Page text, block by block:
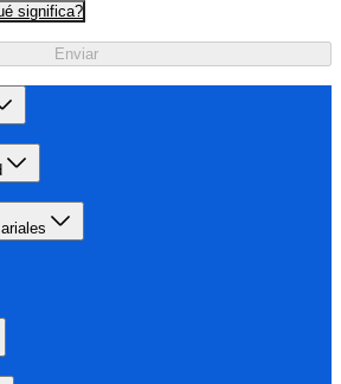
significa?
Enviar